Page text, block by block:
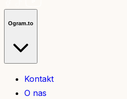
Ogram.to
Kontakt
O nas